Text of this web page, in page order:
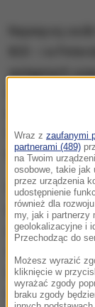
wstępnych
innych
Nowogrodzie
Lider opozycji
protestach.
jeszcze
uznał, że
ustawy o
Wraz z zaufanymi
partnerami (489)
na Twoim
osobowe, takie jak
przez urządzenia
udostępnienie
również dla
my, jak i partnerzy
geolokalizacyjne i
Przechodząc do
Możesz wyrazić
kliknięcie w
wyrażać zgody
braku zgody